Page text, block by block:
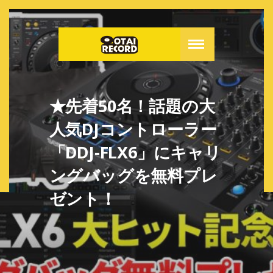
★先着50名！話題の大
人気DJコントローラー
「DDJ-FLX6」にキャリ
ングバッグを無料プレ
ゼント！